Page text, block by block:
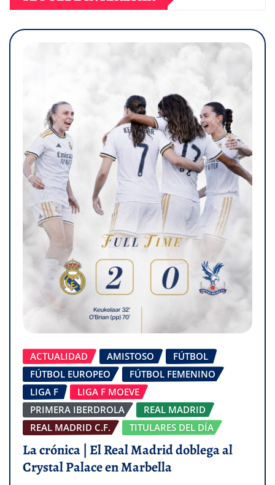
ACTUALIDAD AMISTOSO
FÚTBOL
FÚTBOL EUROPEO
FÚTBOL FEMENINO
LIGA F
LIGA F MOEVE
PRIMERA IBERDROLA
REAL MADRID
REAL MADRID C.F.
TITULARES DEL DÍA
La crónica | El Real Madrid doblega al
Crystal Palace en Marbella